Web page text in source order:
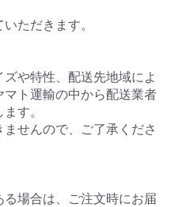
ただきます。
や特性、配送先地域によ
マト運輸の中から配送業者
す。
せんので、ご了承くださ
場合は、ご注文時にお届